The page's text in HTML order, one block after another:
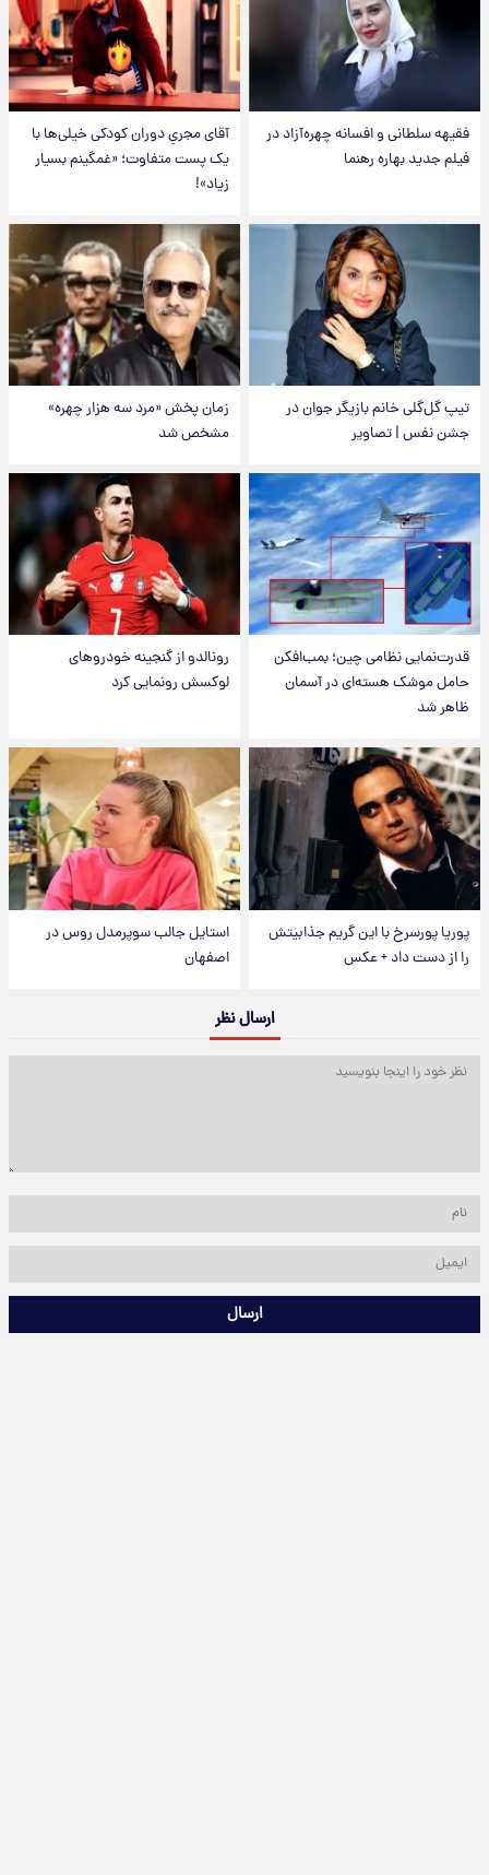
فقیهه سلطانی و افسانه چهره‌آزاد در
فیلم جدید بهاره رهنما
آقای مجریِ دوران کودکی خیلی‌ها با
یک پست متفاوت؛ «غمگینم بسیار
زیاد»!
تیپ گل‌گلی خانم بازیگر جوان در
جشن نفس | تصاویر
زمان پخش «مرد سه هزار چهره»
مشخص شد
قدرت‌نمایی نظامی چین؛ بمب‌افکن
حامل موشک هسته‌ای در آسمان
ظاهر شد
رونالدو از گنجینه خودروهای
لوکسش رونمایی کرد
پوریا پورسرخ با این گریم جذابیتش
را از دست داد + عکس
استایل جالب سوپرمدل روس در
اصفهان
ارسال نظر
ارسال